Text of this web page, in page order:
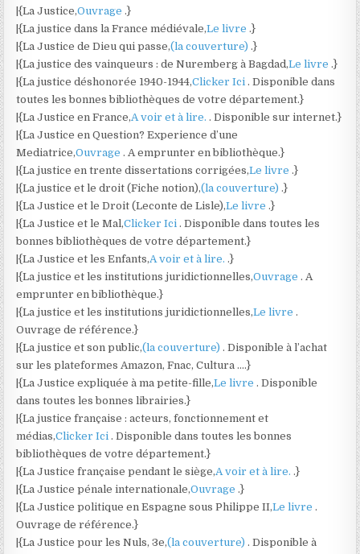
|{La Justice,Ouvrage.}
|{La justice dans la France médiévale,Le livre.}
|{La Justice de Dieu qui passe,(la couverture).}
|{La justice des vainqueurs : de Nuremberg à Bagdad,Le livre.}
|{La justice déshonorée 1940-1944,Clicker Ici. Disponible dans
toutes les bonnes bibliothèques de votre département.}
|{La Justice en France,A voir et à lire.. Disponible sur internet.}
|{La Justice en Question? Experience d’une
Mediatrice,Ouvrage. A emprunter en bibliothèque.}
|{La justice en trente dissertations corrigées,Le livre.}
|{La justice et le droit (Fiche notion),(la couverture).}
|{La Justice et le Droit (Leconte de Lisle),Le livre.}
|{La Justice et le Mal,Clicker Ici. Disponible dans toutes les
bonnes bibliothèques de votre département.}
|{La Justice et les Enfants,A voir et à lire..}
|{La justice et les institutions juridictionnelles,Ouvrage. A
emprunter en bibliothèque.}
|{La justice et les institutions juridictionnelles,Le livre.
Ouvrage de référence.}
|{La justice et son public,(la couverture). Disponible à l’achat
sur les plateformes Amazon, Fnac, Cultura ….}
|{La Justice expliquée à ma petite-fille,Le livre. Disponible
dans toutes les bonnes librairies.}
|{La justice française : acteurs, fonctionnement et
médias,Clicker Ici. Disponible dans toutes les bonnes
bibliothèques de votre département.}
|{La Justice française pendant le siège,A voir et à lire..}
|{La Justice pénale internationale,Ouvrage.}
|{La Justice politique en Espagne sous Philippe II,Le livre.
Ouvrage de référence.}
|{La Justice pour les Nuls, 3e,(la couverture). Disponible à